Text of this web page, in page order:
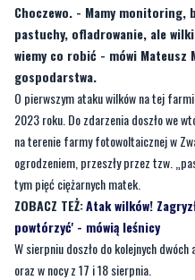
gospodarstwa.
O pierwszym ataku wilków na tej
2023 roku. Do zdarzenia doszło we
na terenie farmy fotowoltaicznej w
ogrodzeniem, przeszły przez tzw.
tym pięć ciężarnych matek.
ZOBACZ TEŻ:Atak wilków!
powtórzyć' - mówią leśnicy
W sierpniu doszło do kolejnych dwóch
oraz w nocy z 17 i 18 sierpnia.
—Po pierwszym ataku po zaleceniach
przez półtora miesiąca był spokój.
dramatu, ponieważ straciliśmy 19 sztuk